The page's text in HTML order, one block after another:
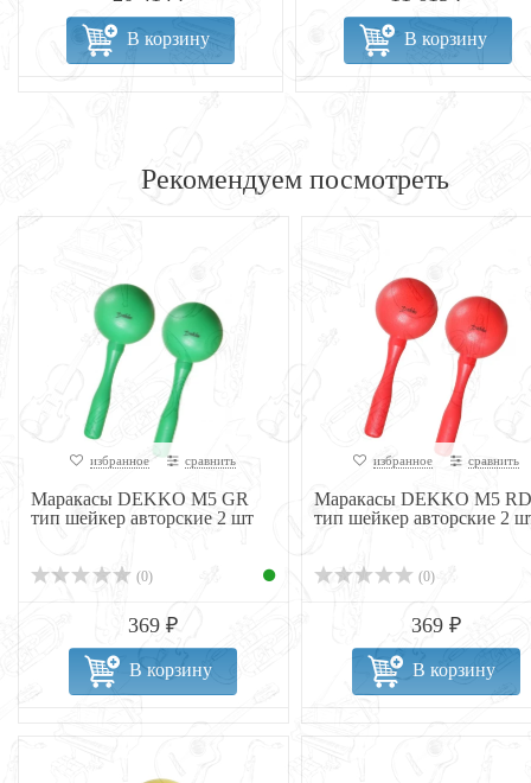
В корзину В корзину
Рекомендуем посмотреть
избранное сравнить
Маракасы DEKKO M5 GR
тип шейкер авторские 2 шт
(0)
369 ₽
В корзину
избранное сравнить
Маракасы DEKKO M5 RD
тип шейкер авторские 2
(0)
369 ₽
В корзину